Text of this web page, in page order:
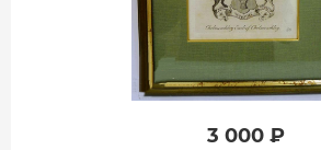
3 000 ₽